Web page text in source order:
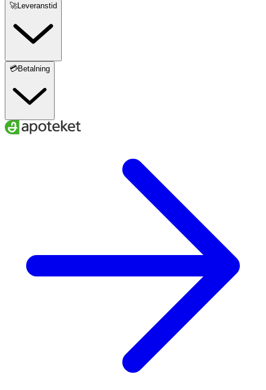
🚀Leveranstid
💳Betalning